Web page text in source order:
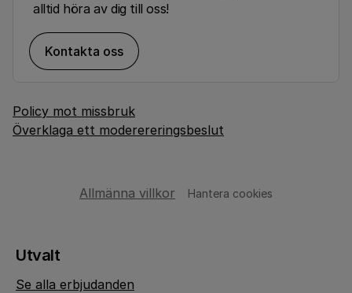
alltid höra av dig till oss!
Kontakta oss
Policy mot missbruk
Överklaga ett moderereringsbeslut
Allmänna villkor Hantera cookies
Utvalt
Se alla erbjudanden